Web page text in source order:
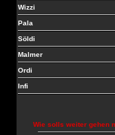
Wizzi
Pala
Söldi
Malmer
Ordi
Infi
Wie solls weiter gehen